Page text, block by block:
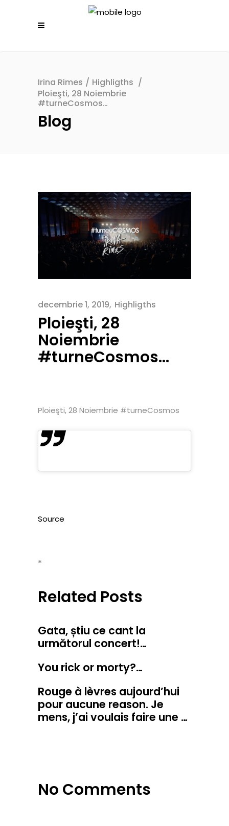
Irina Rimes / Highligths /
Ploieşti, 28 Noiembrie
#turneCosmos…
Blog
decembrie 1, 2019 Highligths
Ploieşti, 28
Noiembrie
#turneCosmos…
Ploieşti, 28 Noiembrie #turneCosmos
Source
*
Related Posts
Gata, știu ce cant la
următorul concert!…
You rick or morty?…
Rouge à lèvres aujourd’hui
pour aucune reason. Je
mens, j’ai voulais faire une …
No Comments